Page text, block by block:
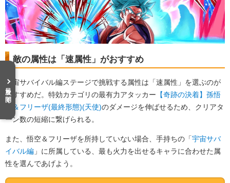
敵の属性は「速属性」がおすすめ
宇宙サバイバル編ステージで挑戦する属性は「速属性」を選ぶのが
おすすめだ。特効カテゴリの最有力アタッカー 【奇跡の決着】孫悟
空＆フリーザ(最終形態)(天使)のダメージを伸ばせるため、クリアタ
ーン数の短縮に繋げられる。
また、悟空＆フリーザを所持していない場合、手持ちの「宇宙サバ
イバル編 」に所属している、最も火力を出せるキャラに合わせた属
性を選んであげよう。
目次を開く